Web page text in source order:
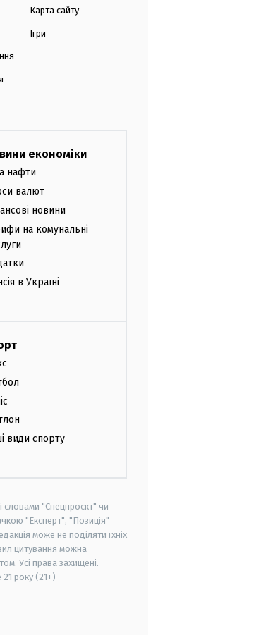
Карта сайту
Ігри
економіки
нафти
валют
новини
на комунальні
в Україні
види спорту
словами "Спецпроєкт" чи
"Експерт", "Позиція"
може не поділяти їхніх
цитування можна
Усі права захищені.
21 року (21+)